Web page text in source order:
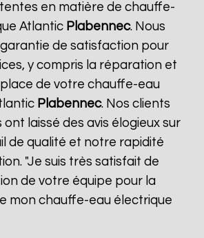
en matière de chauffe-
Atlantic Plabennec. Nous
de satisfaction pour
y compris la réparation et
place de votre chauffe-eau
Plabennec. Nos clients
laissé des avis élogieux sur
de qualité et notre rapidité
"Je suis très satisfait de
de votre équipe pour la
mon chauffe-eau électrique